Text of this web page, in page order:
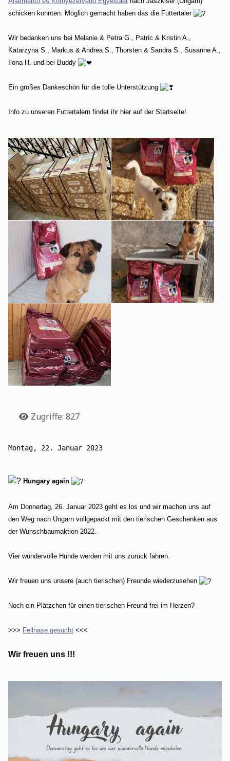
schicken konnten. Möglich gemacht haben das die Futtertaler
Wir bedanken uns bei Melanie & Petra G., Patric & Kristin A.,
Katarzyna S., Markus & Andrea S., Thorsten & Sandra S., Susanne A.,
Ilona H. und bei Buddy
Ein großes Dankeschön für die tolle Unterstützung
Info zu unseren Futtertalern findet ihr hier auf der Startseite!
Details
Zugriffe: 827
Montag, 22. Januar 2023
Hungary again
Am Donnertag, 26. Januar 2023 geht es los und wir machen uns auf
den Weg nach Ungarn vollgepackt mit den tierischen Geschenken aus
der Wunschbaumaktion 2022.
Vier wundervolle Hunde werden mit uns zurück fahren.
Wir freuen uns unsere (auch tierischen) Freunde wiederzusehen
Noch ein Plätzchen für einen tierischen Freund frei im Herzen?
>>> Fellnase gesucht <<<
Wir freuen uns !!!